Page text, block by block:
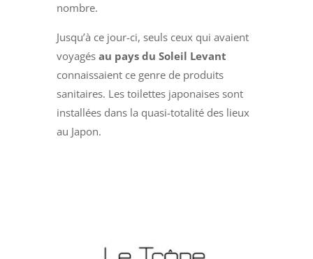
nombre.
Jusqu’à ce jour-ci, seuls ceux qui avaient
voyagés au pays du Soleil Levant
connaissaient ce genre de produits
sanitaires. Les toilettes japonaises sont
installées dans la quasi-totalité des lieux
au Japon.